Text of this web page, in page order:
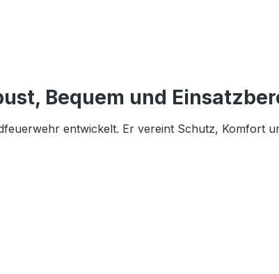
Bequem und
entwickelt. Er vereint Schutz, Komfort